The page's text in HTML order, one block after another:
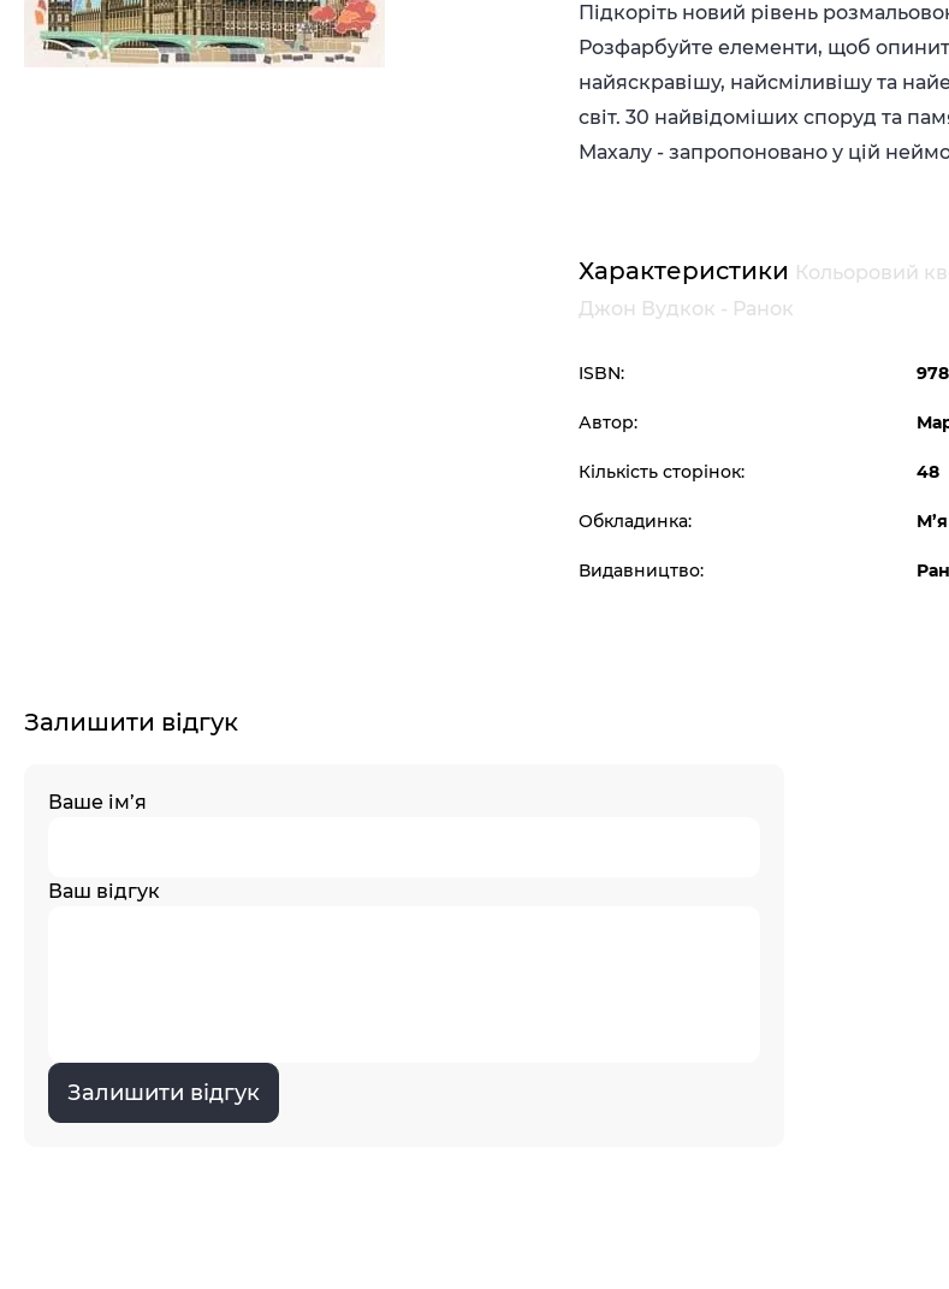
Підкоріть новий рівень
Розфарбуйте елементи, щоб
найяскравішу, найсміливішу та
світ. 30 найвідоміших споруд та
Махалу - запропоновано у цій
Характеристики Кольоровий
Джон Вудкок - Ранок
ISBN:
Автор:
Кількість сторінок: 48
Обкладинка:
Видавництво:
Залишити відгук
Ваше ім’я
Ваш відгук
Залишити відгук